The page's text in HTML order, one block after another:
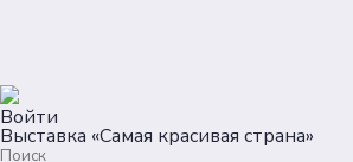
Войти
Выставка «Самая красивая страна»